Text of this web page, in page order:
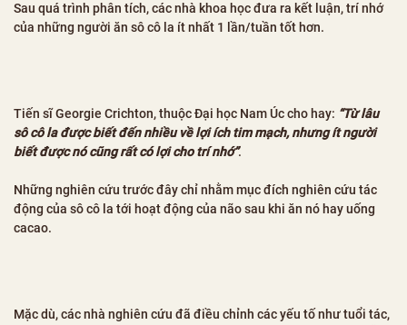
Sau quá trình phân tích, các nhà khoa học đưa ra kết luận, trí nhớ
của những người ăn sô cô la ít nhất 1 lần/tuần tốt hơn.
Tiến sĩ Georgie Crichton, thuộc Đại học Nam Úc cho hay: “Từ lâu
sô cô la được biết đến nhiều về lợi ích tim mạch, nhưng ít người
biết được nó cũng rất có lợi cho trí nhớ”.
Những nghiên cứu trước đây chỉ nhằm mục đích nghiên cứu tác
động của sô cô la tới hoạt động của não sau khi ăn nó hay uống
cacao.
Mặc dù, các nhà nghiên cứu đã điều chỉnh các yếu tố như tuổi tác,